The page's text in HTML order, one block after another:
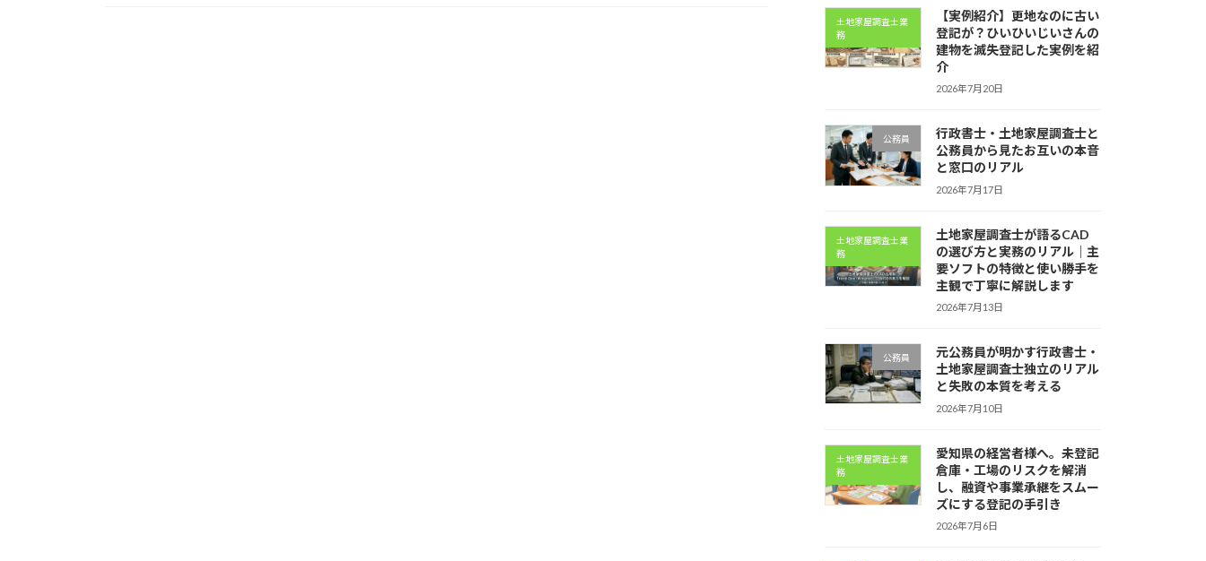
土地家屋調査士業
務
【実例紹介】更地なのに古い
登記が？ひいひいじいさんの
建物を滅失登記した実例を紹
介
2026年7月20日
公務員
行政書士・土地家屋調査士と
公務員から見たお互いの本音
と窓口のリアル
2026年7月17日
土地家屋調査士業
務
土地家屋調査士が語るCAD
の選び方と実務のリアル｜主
要ソフトの特徴と使い勝手を
主観で丁寧に解説します
2026年7月13日
公務員
元公務員が明かす行政書士・
土地家屋調査士独立のリアル
と失敗の本質を考える
2026年7月10日
土地家屋調査士業
務
愛知県の経営者様へ。未登記
倉庫・工場のリスクを解消
し、融資や事業承継をスムー
ズにする登記の手引き
2026年7月6日